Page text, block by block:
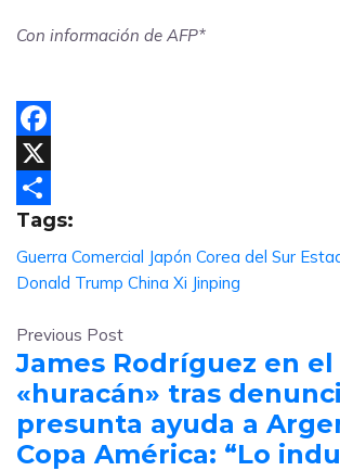
Con información de AFP*
Facebook
X
Compartir
Tags:
Guerra Comercial Japón Corea del Sur
Donald Trump China Xi Jinping
Previous Post
James Rodríguez en
«huracán» tras
presunta ayuda a
Copa América: “Lo